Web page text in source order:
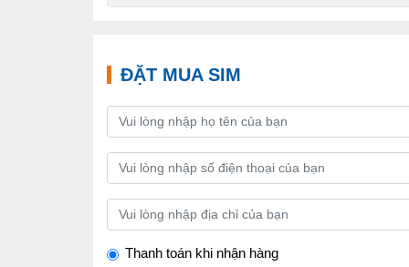
ĐẶT MUA SIM
Thanh toán khi nhận hàng